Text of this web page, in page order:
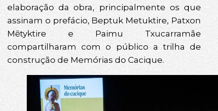
elaboração da obra, principalmente os que
assinam o prefácio, Beptuk Metuktire, Patxon
Mẽtyktire e Paimu Txucarramãe
compartilharam com o público a trilha de
construção de Memórias do Cacique.